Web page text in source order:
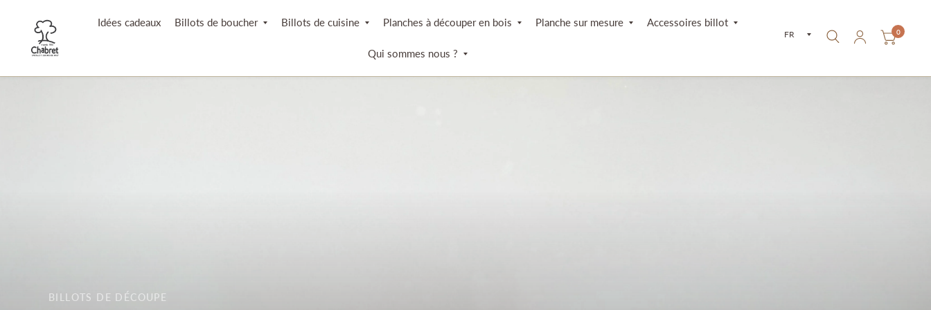
Idées cadeaux Billots de boucher Billots de cuisine Planches à découper en bois Planche sur mesure Accessoires billot
Qui sommes nous ?
Mettre à jour le pays/la
0
BILLOTS DE DÉCOUPE